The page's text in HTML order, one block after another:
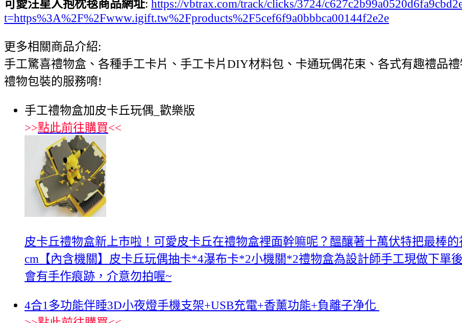
可愛汪星人抱枕毯商品網址: https://vbtrax.com/track/clicks/3724/
t=https%3A%2F%2Fwww.igift.tw%2Fproducts%2F5cef6f9a0bbbca00144f2e2e
更多相關商品介紹:
手工驚喜禮物盒、各種手工卡片、手工卡片DIY材料包、卡通玩偶花束、各式有趣禮品
禮物包裝的服務唷!
手工禮物盒加皮卡丘玩偶_歡樂版
>>點此前往購買<<
皮卡丘禮物盒新上市啦！可愛皮卡丘在禮物盒裡面幹嘛呢？醞釀著十萬伏特把最棒
cm【內含機關】皮卡丘玩偶抽卡*4瀑布卡*2小機關*2禮物盒為設計師手工現做下單
會有手作痕跡，介意勿拍喔~
4合1多功能伴睡3D小夜燈手機支架+USB充電+香薰功能+負離子净化